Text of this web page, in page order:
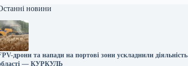
новини
дрони та напади на портові зони ускладнили
— КУРКУЛЬ